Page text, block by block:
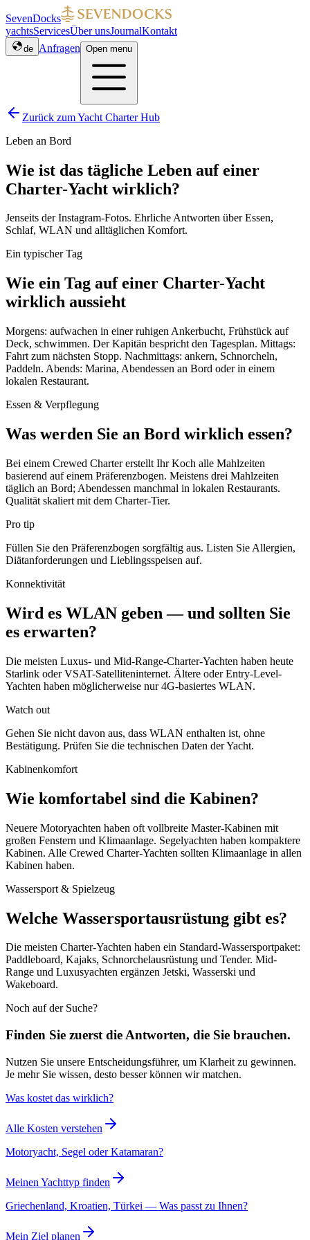
SevenDocks
yachtsServicesÜber unsJournalKontakt
de Anfragen Open menu
Zurück zum Yacht Charter Hub
Leben an Bord
Wie ist das tägliche Leben auf einer
Charter-Yacht wirklich?
Jenseits der Instagram-Fotos. Ehrliche Antworten über Essen,
Schlaf, WLAN und alltäglichen Komfort.
Ein typischer Tag
Wie ein Tag auf einer Charter-Yacht
wirklich aussieht
Morgens: aufwachen in einer ruhigen Ankerbucht, Frühstück auf
Deck, schwimmen. Der Kapitän bespricht den Tagesplan. Mittags:
Fahrt zum nächsten Stopp. Nachmittags: ankern, Schnorcheln,
Paddeln. Abends: Marina, Abendessen an Bord oder in einem
lokalen Restaurant.
Essen & Verpflegung
Was werden Sie an Bord wirklich essen?
Bei einem Crewed Charter erstellt Ihr Koch alle Mahlzeiten
basierend auf einem Präferenzbogen. Meistens drei Mahlzeiten
täglich an Bord; Abendessen manchmal in lokalen Restaurants.
Qualität skaliert mit dem Charter-Tier.
Pro tip
Füllen Sie den Präferenzbogen sorgfältig aus. Listen Sie Allergien,
Diätanforderungen und Lieblingsspeisen auf.
Konnektivität
Wird es WLAN geben — und sollten Sie
es erwarten?
Die meisten Luxus- und Mid-Range-Charter-Yachten haben heute
Starlink oder VSAT-Satelliteninternet. Ältere oder Entry-Level-
Yachten haben möglicherweise nur 4G-basiertes WLAN.
Watch out
Gehen Sie nicht davon aus, dass WLAN enthalten ist, ohne
Bestätigung. Prüfen Sie die technischen Daten der Yacht.
Kabinenkomfort
Wie komfortabel sind die Kabinen?
Neuere Motoryachten haben oft vollbreite Master-Kabinen mit
großen Fenstern und Klimaanlage. Segelyachten haben kompaktere
Kabinen. Alle Crewed Charter-Yachten sollten Klimaanlage in allen
Kabinen haben.
Wassersport & Spielzeug
Welche Wassersportausrüstung gibt es?
Die meisten Charter-Yachten haben ein Standard-Wassersportpaket:
Paddleboard, Kajaks, Schnorchelausrüstung und Tender. Mid-
Range und Luxusyachten ergänzen Jetski, Wasserski und
Wakeboard.
Noch auf der Suche?
Finden Sie zuerst die Antworten, die Sie brauchen.
Nutzen Sie unsere Entscheidungsführer, um Klarheit zu gewinnen.
Je mehr Sie wissen, desto besser können wir matchen.
Was kostet das wirklich?
Alle Kosten verstehen
Motoryacht, Segel oder Katamaran?
Meinen Yachttyp finden
Griechenland, Kroatien, Türkei — Was passt zu Ihnen?
Mein Ziel planen